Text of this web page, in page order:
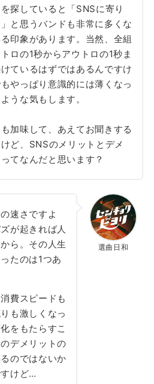
探していると「SNSに寄り
と思うバンドも非常に多くな
印象があります。当然、全組
ロの1秒からアウトロの1秒ま
ているはずではあるんですけ
やっぱり意識的には薄くなっ
うな気もします。
加味して、あえてお聞きする
ど、SNSのメリットとデメ
てなんだと思います？
選曲日和
速さですよ
が起きれば人
ら。その人生
たのは1つあ
費スピードも
も激しくなっ
をもたらすこ
デメリットの
のではないか
けど…